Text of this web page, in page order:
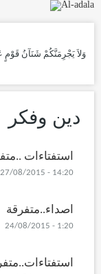
وَلاَ يَجْرِمَنَّكُمْ شَنَآنُ قَوْمٍ
دين وفكر
استفتاءات
14:20 - 27/08/2015
اصداء..متفرقة
1:20 - 24/08/2015